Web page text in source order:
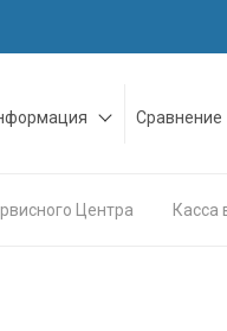
Сравнение
Центра Касса